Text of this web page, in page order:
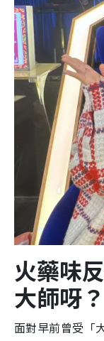
火藥味
大師呀？
面對早前曾受「